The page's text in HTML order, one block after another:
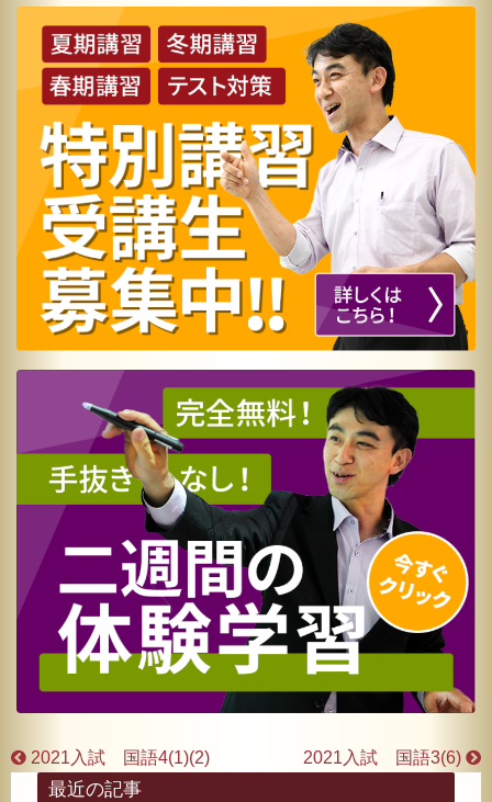
2021入試 国語4(1)(2) 2021入試 国語3(6)
最近の記事